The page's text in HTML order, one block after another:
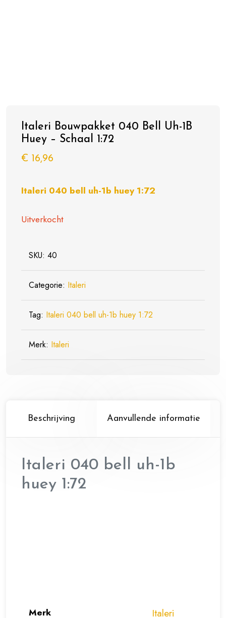
Italeri Bouwpakket 040 Bell Uh-1B
Huey – Schaal 1:72
€ 16,96
Italeri 040 bell uh-1b huey 1:72
Uitverkocht
SKU: 40
Categorie: Italeri
Tag: Italeri 040 bell uh-1b huey 1:72
Merk: Italeri
Beschrijving Aanvullende informatie
Italeri 040 bell uh-1b
huey 1:72
Merk Italeri